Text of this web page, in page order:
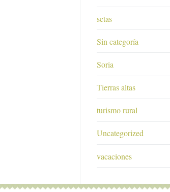
setas
Sin categoría
Soria
Tierras altas
turismo rural
Uncategorized
vacaciones